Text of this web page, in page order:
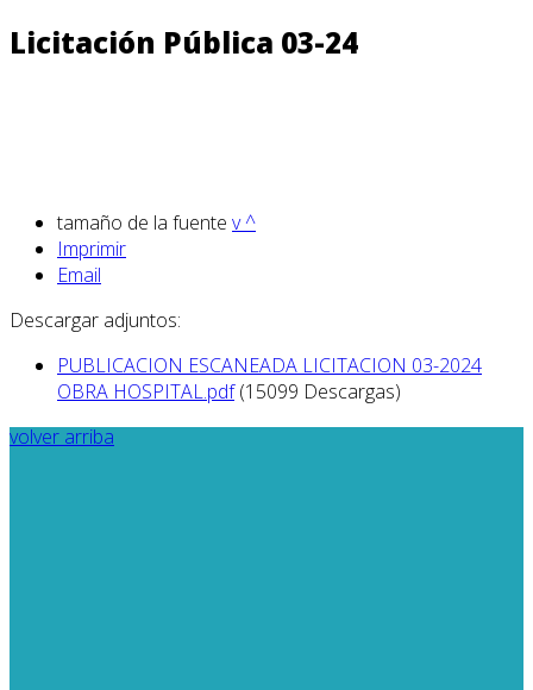
Licitación Pública 03-24
tamaño de la fuente v^
Imprimir
Email
Descargar adjuntos:
PUBLICACION ESCANEADA LICITACION 03-2024
OBRA HOSPITAL.pdf (15099 Descargas)
volver arriba